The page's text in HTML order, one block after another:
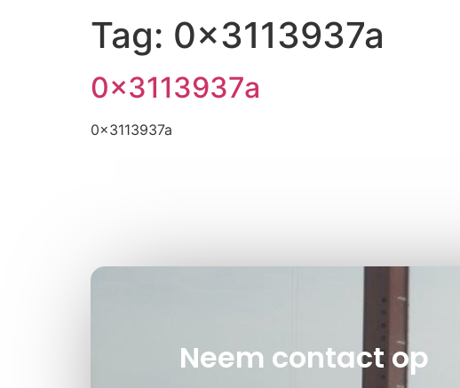
Tag: 0x3113937a
0x3113937a
0x3113937a
Neem contact op